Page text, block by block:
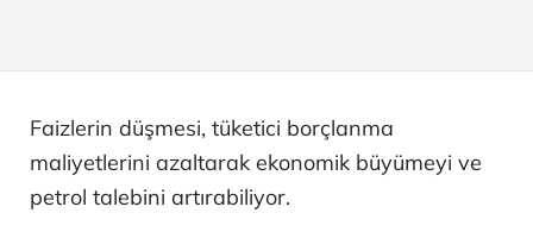
Faizlerin düşmesi, tüketici borçlanma
maliyetlerini azaltarak ekonomik büyümeyi ve
petrol talebini artırabiliyor.